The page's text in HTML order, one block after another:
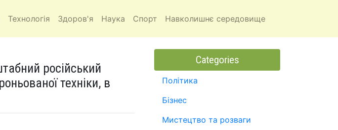
Технологія Здоров'я Наука Спорт Навколишнє середовище
російський
техніки, в
Categories
Політика
Бізнес
Мистецтво та розваги